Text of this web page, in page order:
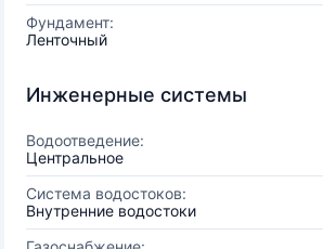
Фундамент:
Ленточный
Инженерные системы
Водоотведение:
Центральное
Система водостоков:
Внутренние водостоки